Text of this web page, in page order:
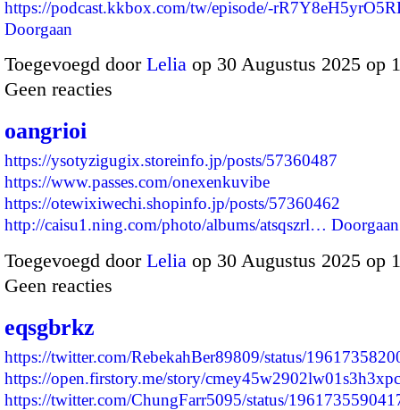
https://podcast.kkbox.com/tw/episode/-
Doorgaan
Toegevoegd door Lelia op 30 Augustus 2025 op
Geen reacties
oangrioi
https://ysotyzigugix.storeinfo.jp/posts/57360487
https://www.passes.com/onexenkuvibe
https://otewixiwechi.shopinfo.jp/posts/57360462
http://caisu1.ning.com/photo/albums/atsqszrl… Doorgaan
Toegevoegd door Lelia op 30 Augustus 2025 op
Geen reacties
eqsgbrkz
https://twitter.com/RebekahBer89809/status/
https://open.firstory.me/story/
https://twitter.com/ChungFarr5095/status/